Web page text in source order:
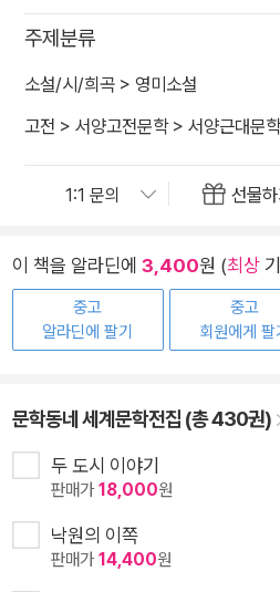
주제분류
소설/시/희곡 > 영미소설
고전 > 서양고전문학> 서양근대문학
선물
이 책을 알라딘에 3,400원 (최상
중고
알라딘에 팔기
중고
회원에게 팔
문학동네 세계문학전집 (총 430권)
두 도시 이야기
판매가18,000원
낙원의 이쪽
판매가14,400원